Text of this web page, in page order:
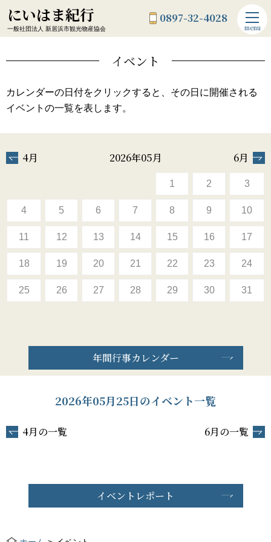
にいはま紀行
一般社団法人 新居浜市観光物産協会
0897-32-4028
menu
イベント
カレンダーの日付をクリックすると、その日に開催される
イベントの一覧を表します。
4月 2026年05月 6月
1 2 3
4 5 6 7 8 9 10
11 12 13 14 15 16 17
18 19 20 21 22 23 24
25 26 27 28 29 30 31
年間行事カレンダー
2026年05月25日のイベント一覧
4月の一覧 6月の一覧
イベントレポート